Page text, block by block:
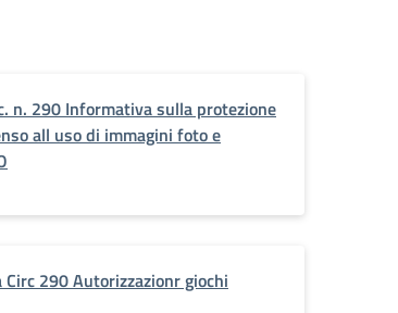
n. 290 Informativa sulla protezione
all uso di immagini foto e
290 Autorizzazionr giochi